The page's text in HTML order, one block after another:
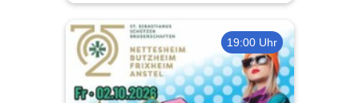
19:00 Uhr